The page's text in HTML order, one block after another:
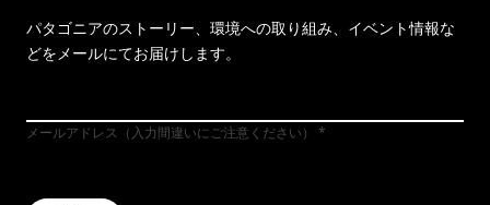
パタゴニアのストーリー、環境への取り組み、イベント情報な
どをメールにてお届けします。
メールアドレス（入力間違いにご注意ください）